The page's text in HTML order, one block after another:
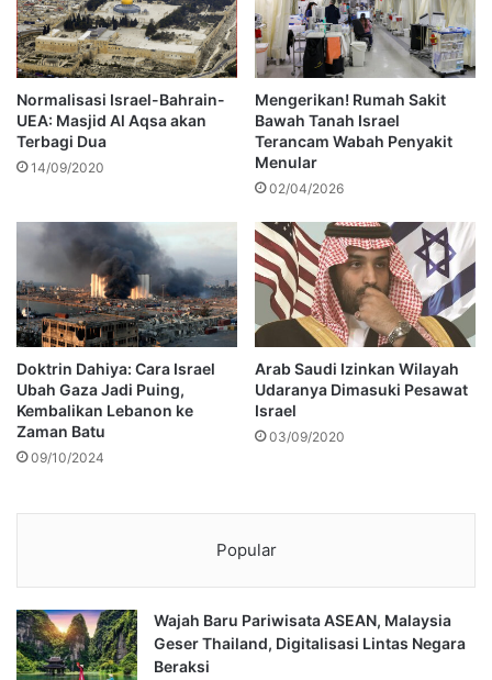
Normalisasi Israel-Bahrain-
UEA: Masjid Al Aqsa akan
Terbagi Dua
14/09/2020
Mengerikan! Rumah Sakit
Bawah Tanah Israel
Terancam Wabah Penyakit
Menular
02/04/2026
Doktrin Dahiya: Cara Israel
Ubah Gaza Jadi Puing,
Kembalikan Lebanon ke
Zaman Batu
09/10/2024
Arab Saudi Izinkan Wilayah
Udaranya Dimasuki Pesawat
Israel
03/09/2020
Popular
Wajah Baru Pariwisata ASEAN, Malaysia
Geser Thailand, Digitalisasi Lintas Negara
Beraksi